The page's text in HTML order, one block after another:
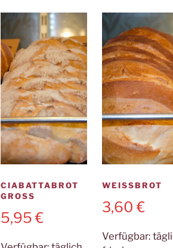
CIABATTABROT
GROSS
5,95€
WEISSBROT
3,60€
Verfügbar: